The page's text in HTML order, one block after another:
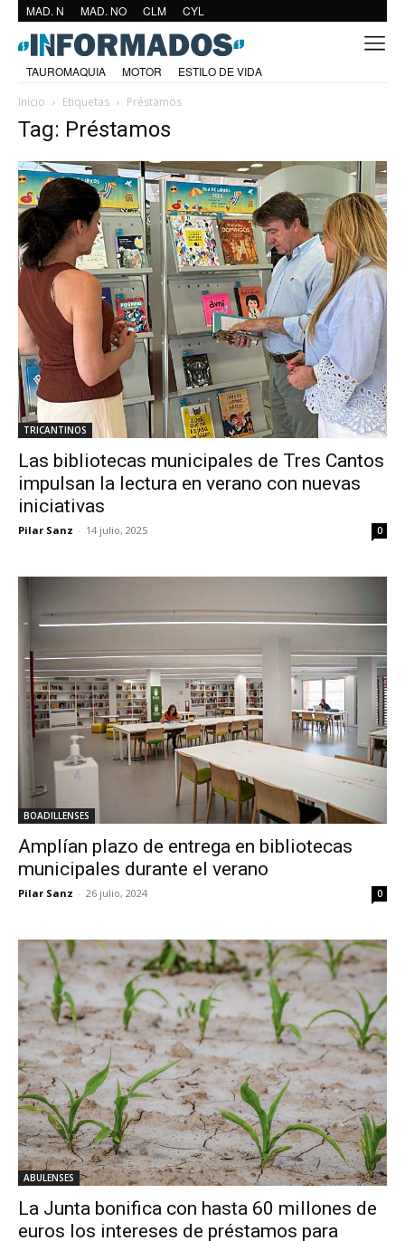
MAD. N MAD. NO CLM CYL
TAUROMAQUIA MOTOR
ESTILO DE VIDA
Inicio
Etiquetas Préstamos
Tag: Préstamos
TRICANTINOS
Las bibliotecas municipales de Tres Cantos
impulsan la lectura en verano con nuevas
iniciativas
Pilar Sanz - 14 julio, 2025 0
BOADILLENSES
Amplían plazo de entrega en bibliotecas
municipales durante el verano
Pilar Sanz - 26 julio, 2024 0
ABULENSES
La Junta bonifica con hasta 60 millones de
euros los intereses de préstamos para